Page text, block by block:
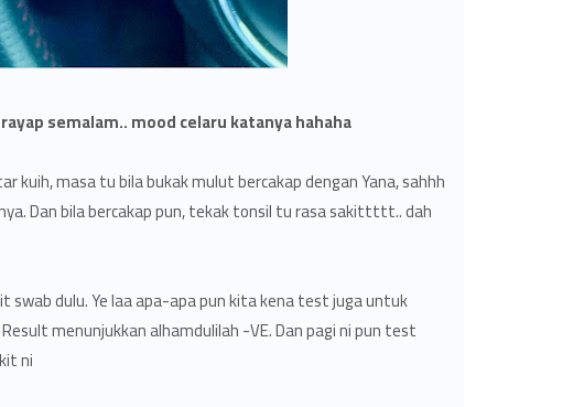
semalam.. mood celaru katanya hahaha..
kuih, masa tu bila bukak mulut bercakap dengan Yana, sahhh
Dan bila bercakap pun, tekak tonsil tu rasa sakittttt.. dah
dulu. Ye laa apa-apa pun kita kena test juga untuk
menunjukkan alhamdulilah -VE. Dan pagi ni pun test
ni.